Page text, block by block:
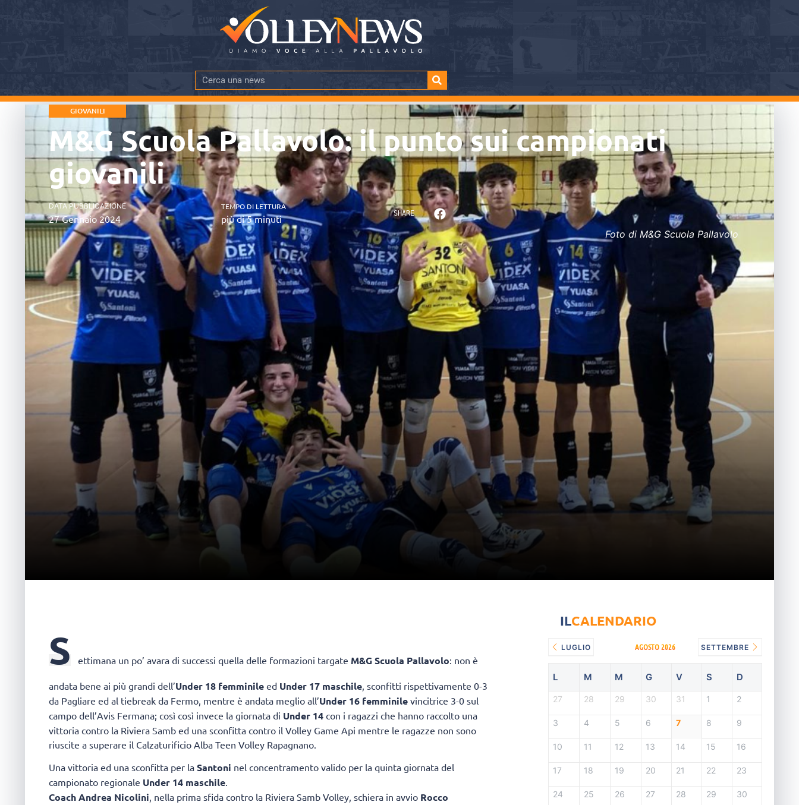
GIOVANILI
M&G Scuola Pallavolo: il punto sui campionati
giovanili
DATA PUBBLICAZIONE
27 Gennaio 2024
TEMPO DI LETTURA
più di 5 minuti SHARE
Foto di M&G Scuola Pallavolo
S ettimana un po’ avara di successi quella delle formazioni targate M&G Scuola Pallavolo: non è
andata bene ai più grandi dell’Under 18 femminile ed Under 17 maschile , sconfitti rispettivamente 0-3
da Pagliare ed al tiebreak da Fermo, mentre è andata meglio all’Under 16 femminile vincitrice 3-0 sul
campo dell’Avis Fermana; così così invece la giornata di Under 14 con i ragazzi che hanno raccolto una
vittoria contro la Riviera Samb ed una sconfitta contro il Volley Game Api mentre le ragazze non sono
riuscite a superare il Calzaturificio Alba Teen Volley Rapagnano.
Una vittoria ed una sconfitta per la Santoni nel concentramento valido per la quinta giornata del
campionato regionale Under 14 maschile.
Coach Andrea Nicolini, nella prima sfida contro la Riviera Samb Volley, schiera in avvio Rocco
ILCALENDARIO
LUGLIO AGOSTO 2026 SETTEMBRE
L M M G V S D
27 28 29 30 31 1 2
3 4 5 6 7 8 9
10 11 12 13 14 15 16
17 18 19 20 21 22 23
24 25 26 27 28 29 30